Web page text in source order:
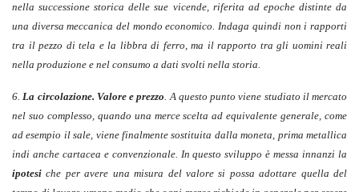
nella successione storica delle sue vicende, riferita ad epoche distinte da
una diversa meccanica del mondo economico. Indaga quindi non i rapporti
tra il pezzo di tela e la libbra di ferro, ma il rapporto tra gli uomini reali
nella produzione e nel consumo a dati svolti nella storia.
6.La circolazione. Valore e prezzo. A questo punto viene studiato il mercato
nel suo complesso, quando una merce scelta ad equivalente generale, come
ad esempio il sale, viene finalmente sostituita dalla moneta, prima metallica
indi anche cartacea e convenzionale. In questo sviluppo è messa innanzi la
ipotesi che per avere una misura del valore si possa adottare quella del